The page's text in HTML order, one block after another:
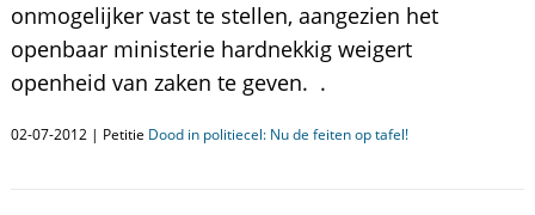
onmogelijker vast te stellen, aangezien het
openbaar ministerie hardnekkig weigert
openheid van zaken te geven. .
02-07-2012 | Petitie Dood in politiecel: Nu de feiten op tafel!